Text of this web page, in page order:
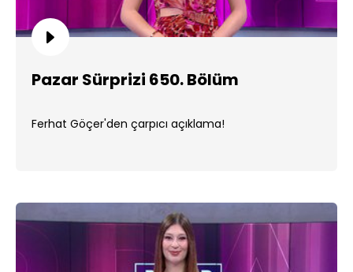
Pazar Sürprizi 650. Bölüm
Ferhat Göçer'den çarpıcı açıklama!